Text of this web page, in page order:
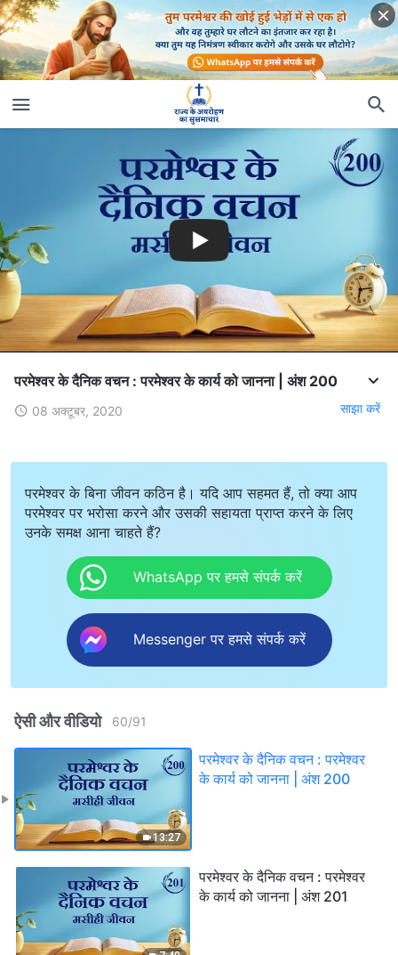
परमेश्वर के दैनिक वचन : परमेश्वर के कार्य को जानना | अंश 200
08 अक्टूबर, 2020 साझा करें
परमेश्वर के बिना जीवन कठिन है। यदि आप सहमत हैं, तो क्या आप
परमेश्वर पर भरोसा करने और उसकी सहायता प्राप्त करने के लिए
उनके समक्ष आना चाहते हैं?
WhatsApp पर हमसे संपर्क करें
Messenger पर हमसे संपर्क करें
ऐसी और वीडियो 60/91
13:27
परमेश्वर के दैनिक वचन : परमेश्वर
के कार्य को जानना | अंश 200
परमेश्वर के दैनिक वचन : परमेश्वर
के कार्य को जानना | अंश 201